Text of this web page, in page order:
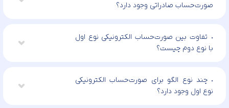
صورت‌حساب صادراتی وجود دارد؟
تفاوت بین صورت‌حساب الکترونیکی نوع اول
با نوع دوم چیست؟
چند نوع الگو برای صورت‌حساب الکترونیکی
نوع اول وجود دارد؟